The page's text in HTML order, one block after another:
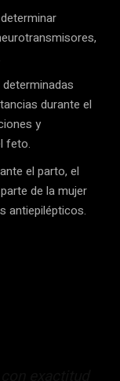
determinadas
durante el
y
feto.
el parto, el
de la mujer
antiepilépticos.